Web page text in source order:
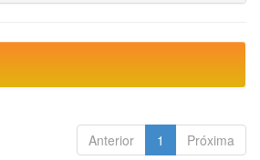
Anterior 1 Próxima